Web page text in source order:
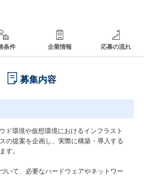
条件 企業情報 応募の流れ
募集内容
ド環境や仮想環境におけるインフラスト
の提案を企画し、実際に構築・導入する
す。
いて、必要なハードウェアやネットワー